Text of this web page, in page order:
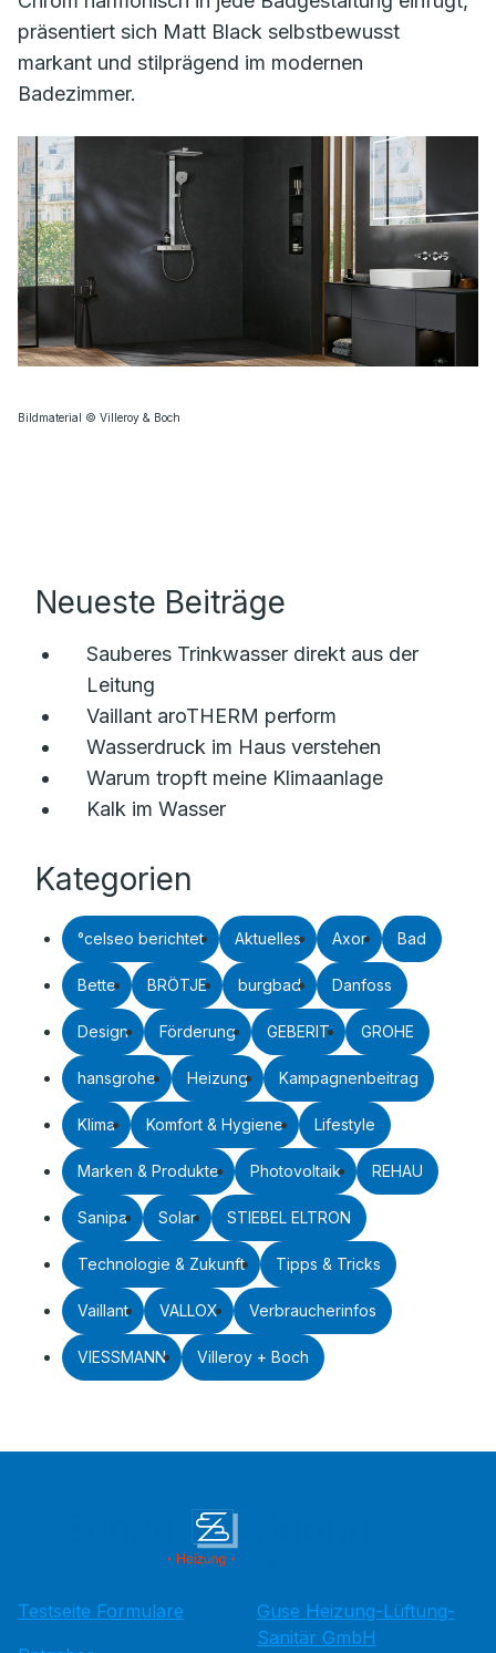
präsentiert sich Matt Black selbstbewusst
markant und stilprägend im modernen
Badezimmer.
Bildmaterial © Villeroy & Boch
Neueste Beiträge
Sauberes Trinkwasser direkt aus der
Leitung
Vaillant aroTHERM perform
Wasserdruck im Haus verstehen
Warum tropft meine Klimaanlage
Kalk im Wasser
Kategorien
°celseo berichtet Aktuelles Axor Bad
Bette BRÖTJE burgbad Danfoss
Design Förderung GEBERIT GROHE
hansgrohe Heizung Kampagnenbeitrag
Klima Komfort & Hygiene Lifestyle
Marken & Produkte Photovoltaik REHAU
Sanipa Solar STIEBEL ELTRON
Technologie & Zukunft Tipps & Tricks
Vaillant VALLOX Verbraucherinfos
VIESSMANN Villeroy + Boch
Testseite Formulare
Guse Heizung-Lüftung-
Sanitär GmbH